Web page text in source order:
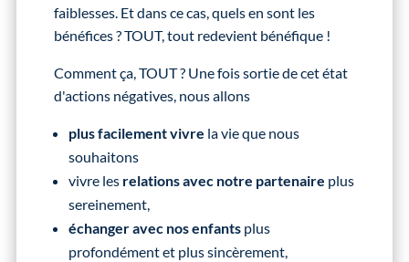
faiblesses. Et dans ce cas, quels en sont les
bénéfices ? TOUT, tout redevient bénéfique !
Comment ça, TOUT ? Une fois sortie de cet état
d'actions négatives, nous allons
plus facilement vivre la vie que nous
souhaitons
vivre les relations avec notre partenaire plus
sereinement,
échanger avec nos enfants plus
profondément et plus sincèrement,